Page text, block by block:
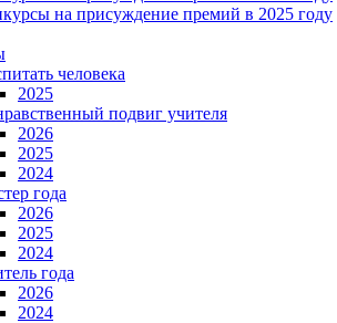
на присуждение премий в 2025 году
человека
2025
подвиг учителя
2026
2025
2024
года
2026
2025
2024
года
2026
2024